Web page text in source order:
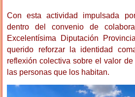
Con esta actividad impulsada
dentro del convenio de
Excelentísima Diputación
querido reforzar la identidad
reflexión colectiva sobre el valor
las personas que los habitan.